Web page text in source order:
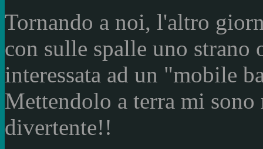
Tornando a noi, l'altro
con sulle spalle uno strano
interessata ad un "mobile
Mettendolo a terra mi sono
divertente!!